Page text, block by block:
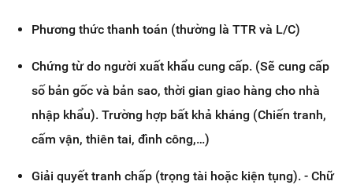
Phương thức thanh toán (thường là TTR và L/C)
Chứng từ do người xuất khẩu cung cấp. (Sẽ cung cấp
số bản gốc và bản sao, thời gian giao hàng cho nhà
nhập khẩu). Trường hợp bất khả kháng (Chiến tranh,
cấm vận, thiên tai, đình công,…)
Giải quyết tranh chấp (trọng tài hoặc kiện tụng). - Chữ